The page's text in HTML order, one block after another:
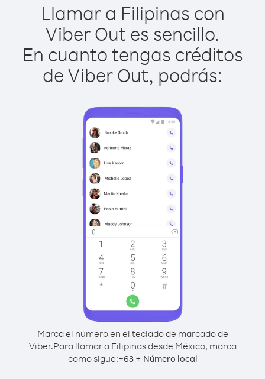
Llamar a Filipinas con
Viber Out es sencillo.
En cuanto tengas créditos
de Viber Out, podrás:
Marca el número en el teclado de marcado de
Viber.Para llamar a Filipinas desde México, marca
como sigue:+63+ Número local